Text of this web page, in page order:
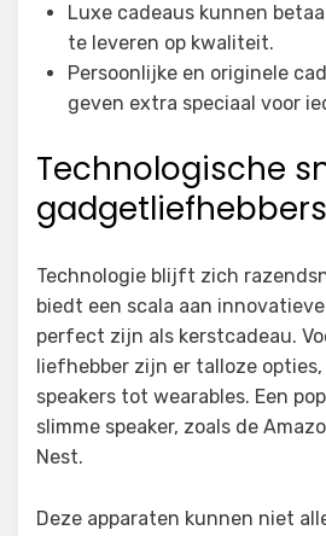
Luxe cadeaus kunnen
te leveren op kwaliteit.
Persoonlijke en originele
geven extra speciaal voor
Technologische
gadgetliefhebbers
Technologie blijft zich
biedt een scala aan
perfect zijn als kerstcadeau.
liefhebber zijn er talloze
speakers tot wearables. Een
slimme speaker, zoals de
Nest.
Deze apparaten kunnen niet